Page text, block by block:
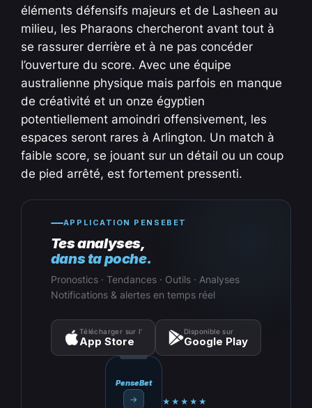
éléments défensifs majeurs et de Lasheen au
milieu, les Pharaons chercheront avant tout à
se rassurer derrière et à ne pas concéder
l’ouverture du score. Avec une équipe
australienne physique mais parfois en manque
de créativité et un onze égyptien
potentiellement amoindri offensivement, les
espaces seront rares à Arlington. Un match à
faible score, se jouant sur un détail ou un coup
de pied arrêté, est fortement pressenti.
APPLICATION PENSEBET
Tes analyses,
dans ta poche.
Pronostics · Tendances · Outils · Analyses
Notifications & alertes en temps réel
Télécharger sur l’
App Store
Disponible sur
Google Play
PenseBet
→ ★★★★★